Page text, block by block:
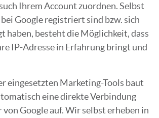
Ihrem Account zuordnen. Selbst
Google registriert sind bzw. sich
haben, besteht die Möglichkeit, dass
IP-Adresse in Erfahrung bringt und
eingesetzten Marketing-Tools baut
eine direkte Verbindung
von Google auf. Wir selbst erheben in